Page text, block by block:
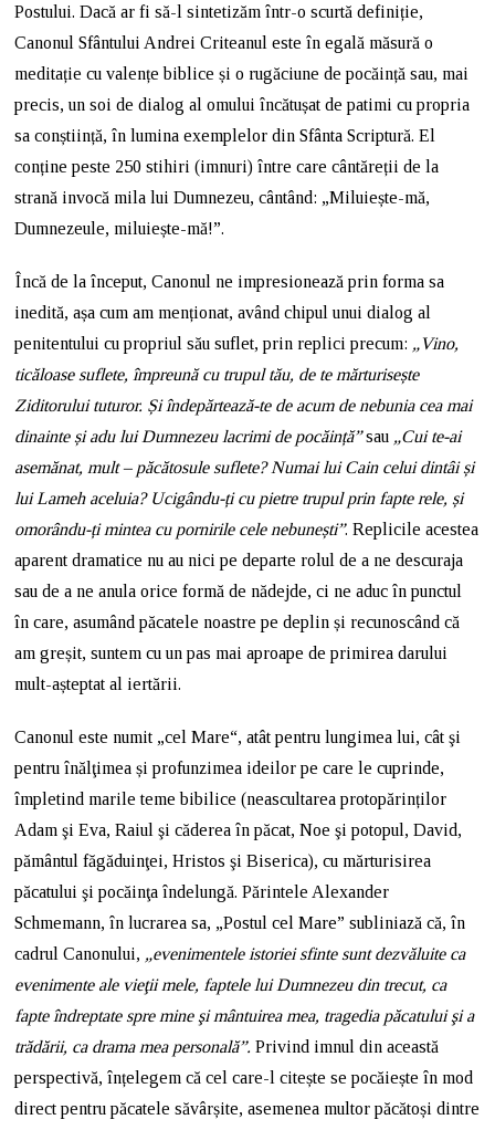
Postului. Dacă ar fi să-l sintetizăm într-o scurtă definiție,
Canonul Sfântului Andrei Criteanul este în egală măsură o
meditație cu valențe biblice și o rugăciune de pocăință sau, mai
precis, un soi de dialog al omului încătușat de patimi cu propria
sa conștiință, în lumina exemplelor din Sfânta Scriptură. El
conține peste 250 stihiri (imnuri) între care cântăreții de la
strană invocă mila lui Dumnezeu, cântând: „Miluiește-mă,
Dumnezeule, miluiește-mă!”.
Încă de la început, Canonul ne impresionează prin forma sa
inedită, așa cum am menționat, având chipul unui dialog al
penitentului cu propriul său suflet, prin replici precum: „Vino,
ticăloase suflete, împreună cu trupul tău, de te mărturisește
Ziditorului tuturor. Și îndepărtează-te de acum de nebunia cea mai
dinainte și adu lui Dumnezeu lacrimi de pocăință”sau „Cui te-ai
asemănat, mult – păcătosule suflete? Numai lui Cain celui dintâi și
lui Lameh aceluia? Ucigându-ți cu pietre trupul prin fapte rele, și
omorându-ți mintea cu pornirile cele nebunești”. Replicile acestea
aparent dramatice nu au nici pe departe rolul de a ne descuraja
sau de a ne anula orice formă de nădejde, ci ne aduc în punctul
în care, asumând păcatele noastre pe deplin și recunoscând că
am greșit, suntem cu un pas mai aproape de primirea darului
mult-așteptat al iertării.
Canonul este numit „cel Mare“, atât pentru lungimea lui, cât şi
pentru înălţimea și profunzimea ideilor pe care le cuprinde,
împletind marile teme bibilice (neascultarea protopărinților
Adam şi Eva, Raiul şi căderea în păcat, Noe şi potopul, David,
pământul făgăduinţei, Hristos şi Biserica), cu mărturisirea
păcatului şi pocăinţa îndelungă. Părintele Alexander
Schmemann, în lucrarea sa, „Postul cel Mare” subliniază că, în
cadrul Canonului, „evenimentele istoriei sfinte sunt dezvăluite ca
evenimente ale vieţii mele, faptele lui Dumnezeu din trecut, ca
fapte îndreptate spre mine şi mântuirea mea, tragedia păcatului şi a
trădării, ca drama mea personală”. Privind imnul din această
perspectivă, înțelegem că cel care-l citește se pocăiește în mod
direct pentru păcatele săvârșite, asemenea multor păcătoși dintre